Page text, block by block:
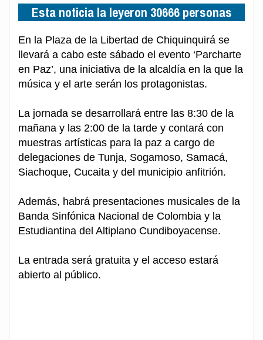
Esta noticia la leyeron 30666 personas
En la Plaza de la Libertad de Chiquinquirá se
llevará a cabo este sábado el evento ‘Parcharte
en Paz’, una iniciativa de la alcaldía en la que la
música y el arte serán los protagonistas.
La jornada se desarrollará entre las 8:30 de la
mañana y las 2:00 de la tarde y contará con
muestras artísticas para la paz a cargo de
delegaciones de Tunja, Sogamoso, Samacá,
Siachoque, Cucaita y del municipio anfitrión.
Además, habrá presentaciones musicales de la
Banda Sinfónica Nacional de Colombia y la
Estudiantina del Altiplano Cundiboyacense.
La entrada será gratuita y el acceso estará
abierto al público.